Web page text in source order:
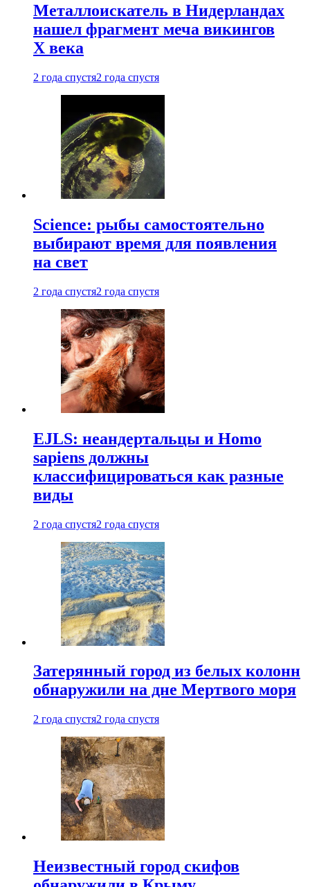
Металлоискатель в Нидерландах
нашел фрагмент меча викингов
X века
2 года спустя2 года спустя
Science: рыбы самостоятельно
выбирают время для появления
на свет
2 года спустя2 года спустя
EJLS: неандертальцы и Homo
sapiens должны
классифицироваться как разные
виды
2 года спустя2 года спустя
Затерянный город из белых колонн
обнаружили на дне Мертвого моря
2 года спустя2 года спустя
Неизвестный город скифов